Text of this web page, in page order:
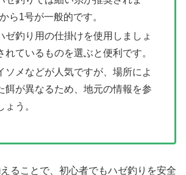
ら1号が一般的です。
ゼ釣り用の仕掛けを使用しましょ
れているものを選ぶと便利です。
ソメなどが人気ですが、場所によ
餌が異なるため、地元の情報を参
ょう。
ることで、初心者でもハゼ釣りを安全